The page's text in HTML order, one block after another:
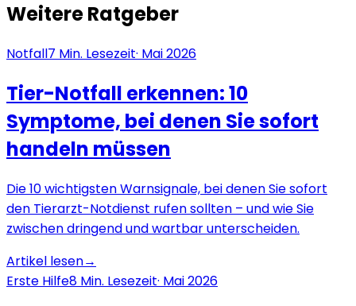
Weitere Ratgeber
Notfall7 Min. Lesezeit· Mai 2026
Tier-Notfall erkennen: 10
Symptome, bei denen Sie sofort
handeln müssen
Die 10 wichtigsten Warnsignale, bei denen Sie sofort
den Tierarzt-Notdienst rufen sollten – und wie Sie
zwischen dringend und wartbar unterscheiden.
Artikel lesen→
Erste Hilfe8 Min. Lesezeit· Mai 2026